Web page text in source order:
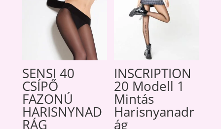
SENSI 40
CSÍPŐ
FAZONÚ
HARISNYNAD
RÁG
INSCRIPTION
20 Modell 1
Mintás
Harisnyanadr
ág